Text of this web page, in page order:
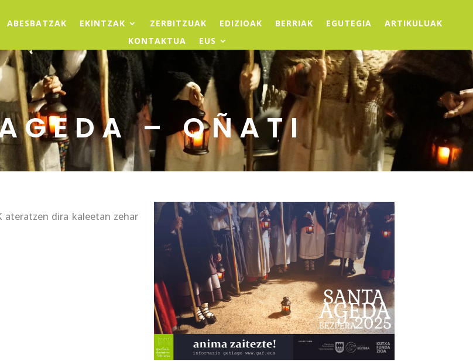
ABESBATZAK EKINTZAK ZERBITZUAK EDIZIOAK BERRIAK EGUTEGIA
ARTIKULUAK
KONTAKTUA
EUS
– OÑATI
ateratzen dira kaleetan zehar